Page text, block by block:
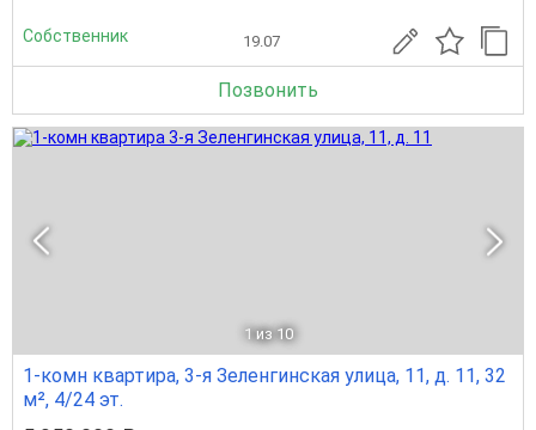
Собственник 19.07
Позвонить
1 из 10
1-комн квартира, 3-я Зеленгинская улица, 11, д. 11, 32
м², 4/24 эт.